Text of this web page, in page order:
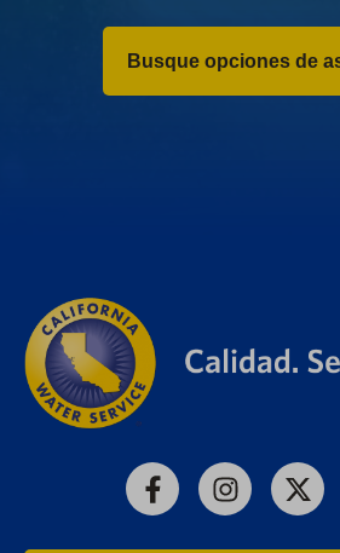
Busque opciones de
FacebookInstagram
X